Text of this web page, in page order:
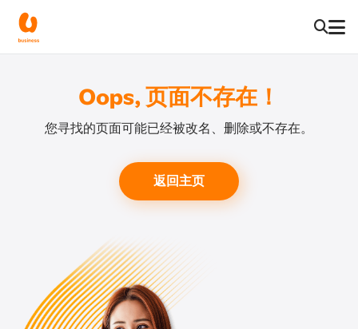
Oops, 页面不存在！
您寻找的页面可能已经被改名、删除或不存在。
返回主页